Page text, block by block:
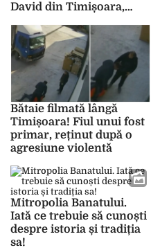
David din Timișoara,
gândit că ar fi amuzant
să mor pe tren”
Bătaie filmată lângă
Timișoara! Fiul unui fost
primar, reținut după o
agresiune violentă
Mitropolia Banatului.
Iată ce trebuie să cunoști
despre istoria și tradiția
sa!